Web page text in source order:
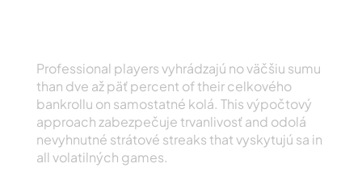
Professional players vyhrádzajú no väčšiu sumu
than dve až päť percent of their celkového
bankrollu on samostatné kolá. This výpočtový
approach zabezpečuje trvanlivosť and odolá
nevyhnutné strátové streaks that vyskytujú sa in
all volatilných games.